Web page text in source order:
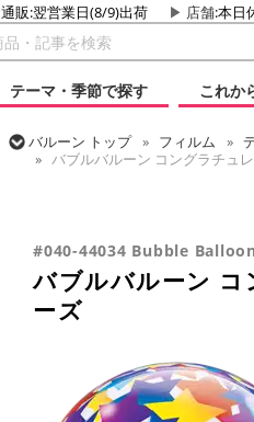
通販:翌営業日(8/9)出荷 店舗:本日
テーマ・季節で探す
これか
バルーン トップ フィルム
バブルバルーン コングラチュ
#040-44034 Bubble
バブルバルーン コ
ーズ